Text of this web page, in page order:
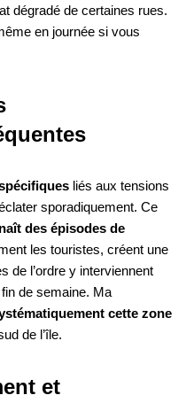
dégradé de certaines rues.
en journée si vous
liés aux tensions
sporadiquement. Ce
des épisodes de
les touristes, créent une
de l’ordre y interviennent
de semaine. Ma
cette zone
de l’île.
et